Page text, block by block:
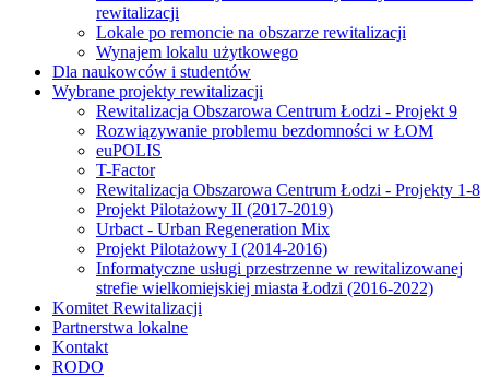
rewitalizacji
Lokale po remoncie na obszarze rewitalizacji
Wynajem lokalu użytkowego
Dla naukowców i studentów
Wybrane projekty rewitalizacji
Rewitalizacja Obszarowa Centrum Łodzi - Projekt 9
Rozwiązywanie problemu bezdomności w ŁOM
euPOLIS
T-Factor
Rewitalizacja Obszarowa Centrum Łodzi - Projekty 1-8
Projekt Pilotażowy II (2017-2019)
Urbact - Urban Regeneration Mix
Projekt Pilotażowy I (2014-2016)
Informatyczne usługi przestrzenne w rewitalizowanej
strefie wielkomiejskiej miasta Łodzi (2016-2022)
Komitet Rewitalizacji
Partnerstwa lokalne
Kontakt
RODO